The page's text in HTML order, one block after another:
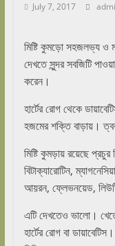
July 7, 2017
মিষ্টি কুমড়ো সহজলভ্য ও
দেখতে সুন্দর সবজিটি
করেন।
হার্টের রোগ থেকে
হজমের শক্তি বাড়ায়।
মিষ্টি কুমড়ায় রয়েছে
বিটাক্যারোটিন,
আয়রন, ফ্লেভনয়েড,
এটি দেখতেও ভালো।
হার্টের রোগ বা